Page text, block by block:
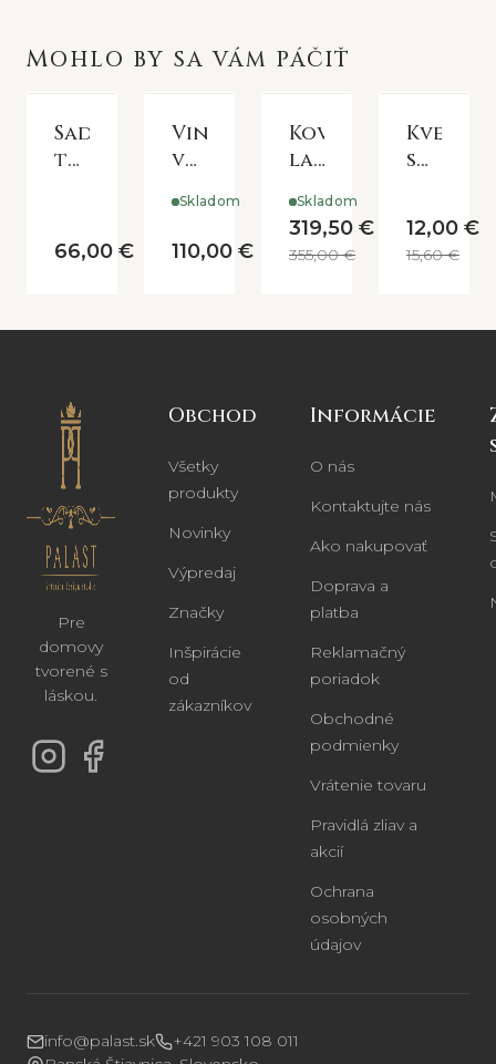
MOHLO BY SA VÁM PÁČIŤ
Sada
troch
66,00 €
Vintage
vtáčik
podstavci
-
dekorácia
Skladom
110,00 €
Kovová
lavička
Skladom
319,50 €
355,00 €
s
12,00 €
15,60 €
Pre
domovy
tvorené s
láskou.
Obchod
Všetky
produkty
Novinky
Výpredaj
Značky
Inšpirácie
od
zákazníkov
Informácie
O nás
Kontaktujte nás
Ako nakupovať
Doprava a
platba
Reklamačný
poriadok
Obchodné
podmienky
Vrátenie tovaru
Pravidlá zliav a
akcií
Ochrana
osobných
údajov
info@palast.sk
+421 903 108 011